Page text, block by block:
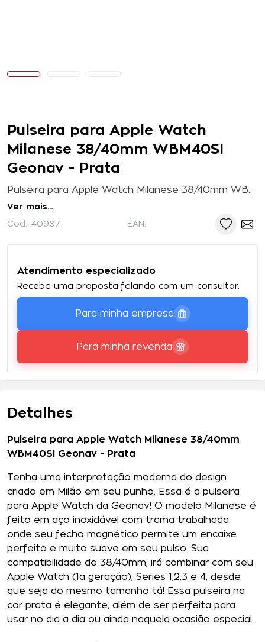
Pulseira para Apple Watch
Milanese 38/40mm WBM40SI
Geonav - Prata
Ver mais...
Cod.: 40987 EAN:
Atendimento especializado
Receba uma proposta falando com um consultor.
Para minha empresa
Para minha revenda
Detalhes